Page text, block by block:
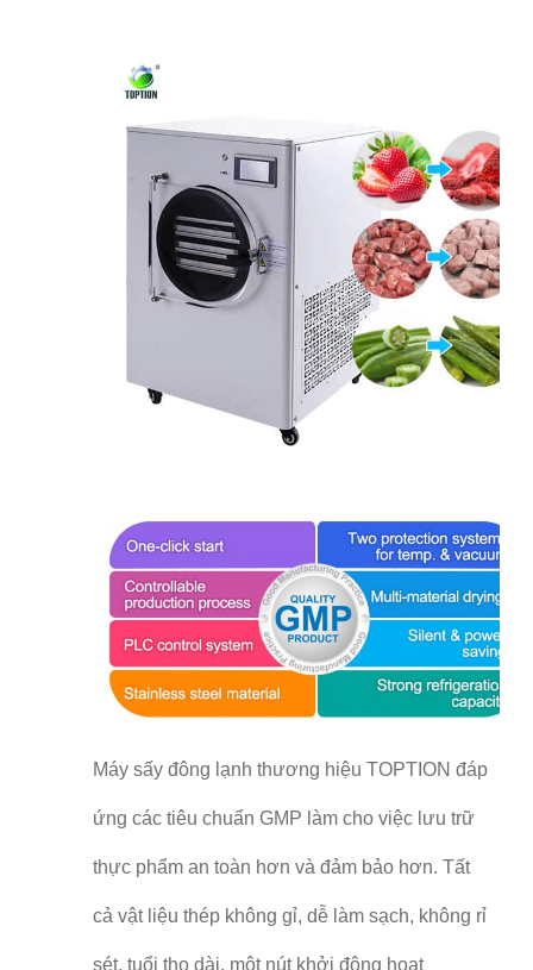
Máy sấy đông lạnh thương hiệu TOPTION đáp
ứng các tiêu chuẩn GMP làm cho việc lưu trữ
thực phẩm an toàn hơn và đảm bảo hơn. Tất
cả vật liệu thép không gỉ, dễ làm sạch, không rỉ
sét, tuổi thọ dài, một nút khởi động hoạt